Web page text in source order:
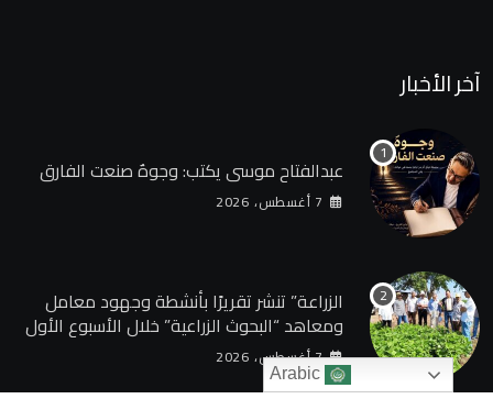
آخر الأخبار
عبدالفتاح موسى يكتب: وجوهٌ صنعت الفارق
7 أغسطس، 2026
الزراعة” تنشر تقريرًا بأنشطة وجهود معامل
ومعاهد “البحوث الزراعية” خلال الأسبوع الأول
من أغسطس 2026
7 أغسطس، 2026